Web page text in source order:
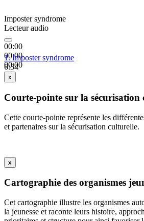
Imposter syndrome
Lecteur audio
00:00
00:00
00:00
1.Imposter syndrome
6:34
x
Courte-pointe sur la sécurisation
Cette courte-pointe représente les
et partenaires sur la sécurisation culturelle.
x
Cartographie des organismes
Cet cartographie illustre les organismes
la jeunesse et raconte leurs histoire,